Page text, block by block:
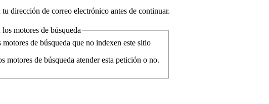
dirección de correo electrónico antes de continuar.
motores de búsqueda
motores de búsqueda que no indexen este sitio
motores de búsqueda atender esta petición o no.